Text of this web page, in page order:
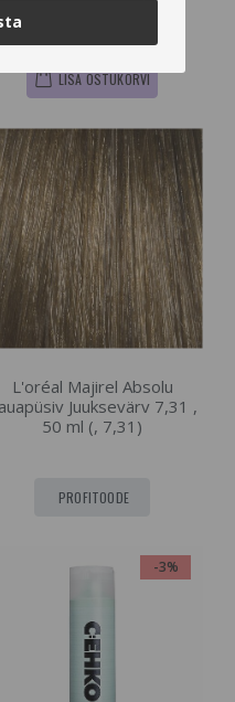
LISA OSTUKORVI
L'oréal Majirel Absolu
Juuksevärv 7,31 ,
50 ml (, 7,31)
PROFITOODE
-3%